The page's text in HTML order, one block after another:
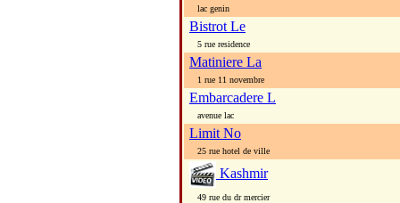
lac genin
Bistrot Le
5 rue residence
Matiniere La
1 rue 11 novembre
Embarcadere L
avenue lac
Limit No
25 rue hotel de ville
Kashmir
49 rue du dr mercier